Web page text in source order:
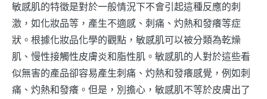
敏感肌的特徵是對於一般情況下不會引起這種反應的刺
激，如化妝品等，產生不適感、刺痛、灼熱和發癢等症
狀。根據化妝品化學的觀點，敏感肌可以被分類為乾燥
肌、慢性接觸性皮膚炎和脂性肌。敏感肌的人對於這些看
似無害的產品卻容易產生刺痛、灼熱和發癢感覺，例如刺
痛、灼熱和發癢。但是，別擔心，敏感肌不等於皮膚出了